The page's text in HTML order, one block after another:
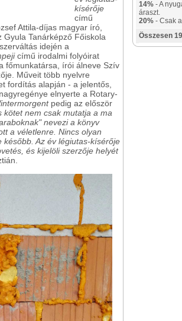
kísérője
című
Attila-díjas magyar író,
Tanárképző Főiskola
idején a
című irodalmi folyóirat
főmunkatársa, írói álneve Szív
Műveit több nyelvre
fordítás alapján - a jelentős,
elnyerte a Rotary-
pedig az először
kötet nem csak mutatja a ma
nevezi a könyv
a véletlenre. Nincs olyan
Az év légiutas-kísérője
és kijelöli szerzője helyét
14% - A
áraszt.
20% - Csak
Összesen